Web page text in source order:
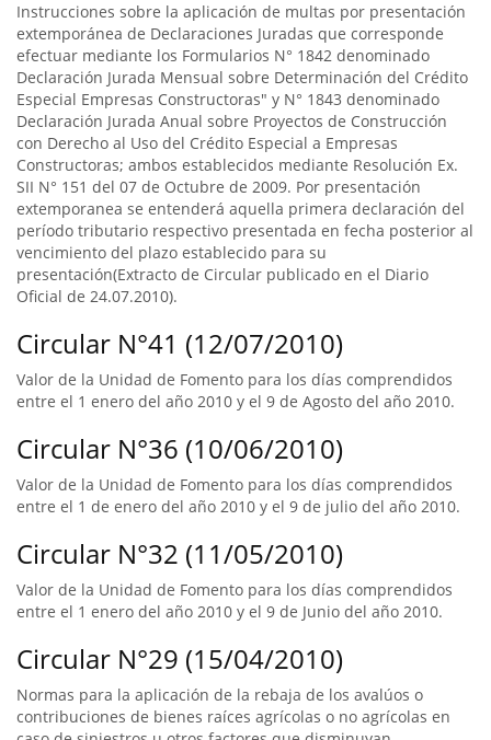
Instrucciones sobre la aplicación de multas por presentación
extemporánea de Declaraciones Juradas que corresponde
efectuar mediante los Formularios N° 1842 denominado
Declaración Jurada Mensual sobre Determinación del Crédito
Especial Empresas Constructoras" y N° 1843 denominado
Declaración Jurada Anual sobre Proyectos de Construcción
con Derecho al Uso del Crédito Especial a Empresas
Constructoras; ambos establecidos mediante Resolución Ex.
SII N° 151 del 07 de Octubre de 2009. Por presentación
extemporanea se entenderá aquella primera declaración del
período tributario respectivo presentada en fecha posterior al
vencimiento del plazo establecido para su
presentación(Extracto de Circular publicado en el Diario
Oficial de 24.07.2010).
Circular N°41 (12/07/2010)
Valor de la Unidad de Fomento para los días comprendidos
entre el 1 enero del año 2010 y el 9 de Agosto del año 2010.
Circular N°36 (10/06/2010)
Valor de la Unidad de Fomento para los días comprendidos
entre el 1 de enero del año 2010 y el 9 de julio del año 2010.
Circular N°32 (11/05/2010)
Valor de la Unidad de Fomento para los días comprendidos
entre el 1 enero del año 2010 y el 9 de Junio del año 2010.
Circular N°29 (15/04/2010)
Normas para la aplicación de la rebaja de los avalúos o
contribuciones de bienes raíces agrícolas o no agrícolas en